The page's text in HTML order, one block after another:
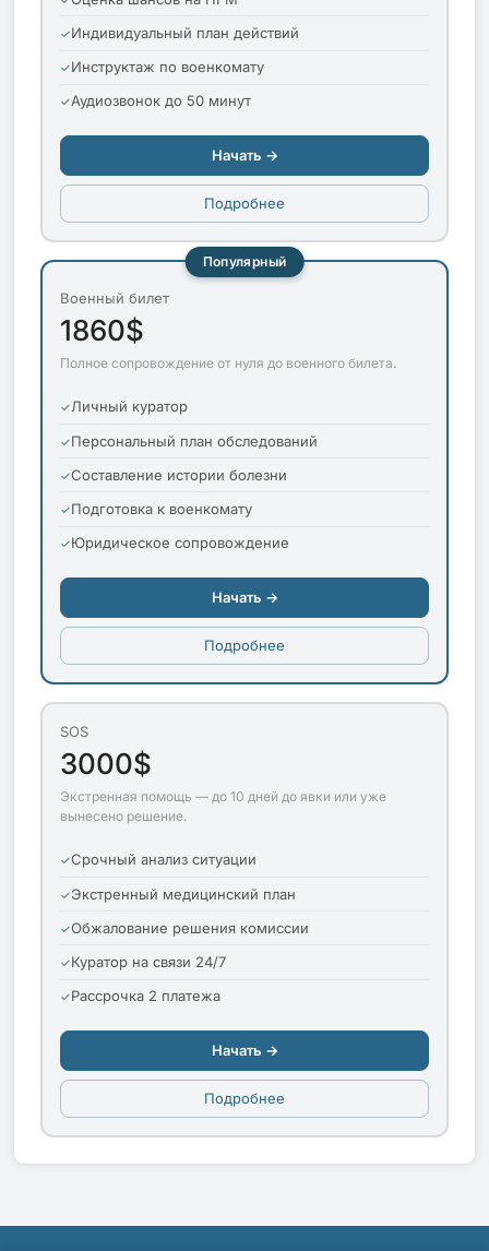
Индивидуальный план действий
Инструктаж по военкомату
Аудиозвонок до 50 минут
Начать →
Подробнее
Популярный
Военный билет
1860$
Полное сопровождение от нуля до военного билета.
Личный куратор
Персональный план обследований
Составление истории болезни
Подготовка к военкомату
Юридическое сопровождение
Начать →
Подробнее
SOS
3000$
Экстренная помощь — до 10 дней до явки или уже
вынесено решение.
Срочный анализ ситуации
Экстренный медицинский план
Обжалование решения комиссии
Куратор на связи 24/7
Рассрочка 2 платежа
Начать →
Подробнее